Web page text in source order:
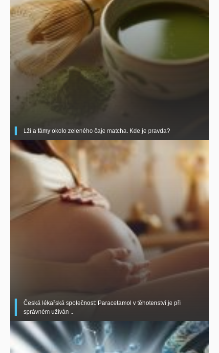
Lži a fámy okolo zeleného čaje matcha. Kde je pravda?
Česká lékařská společnost: Paracetamol v těhotenství je při
správném užíván ..